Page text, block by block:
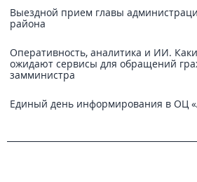
Выездной прием главы
района
Оперативность, аналитика и ИИ.
ожидают сервисы для обращений
замминистра
Единый день информирования в ОЦ